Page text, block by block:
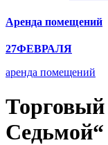
Аренда помещений
27ФЕВРАЛЯ
аренда помещений
Торговый